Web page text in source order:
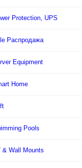
Protection, UPS
Распродажа
Equipment
Home
Pools
& Wall Mounts